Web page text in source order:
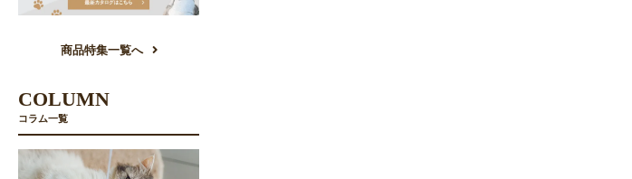
商品特集一覧へ
COLUMN
コラム一覧